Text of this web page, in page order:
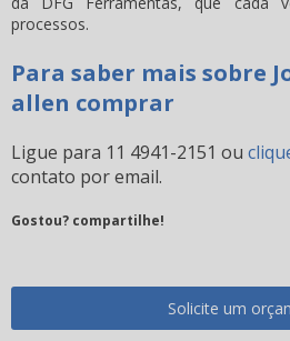
processos.
Para saber mais sobre
allen comprar
Ligue para 11 4941-2151 ou
contato por email.
Gostou? compartilhe!
Solicite um